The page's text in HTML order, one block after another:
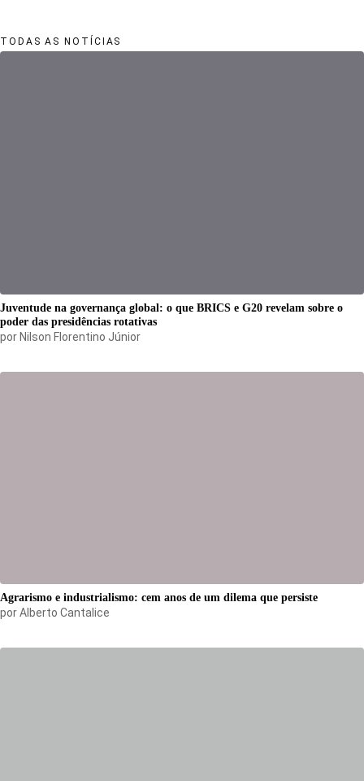
TODAS AS NOTÍCIAS
Juventude na governança global: o que BRICS e G20 revelam sobre o
poder das presidências rotativas
por Nilson Florentino Júnior
Agrarismo e industrialismo: cem anos de um dilema que persiste
porAlberto Cantalice